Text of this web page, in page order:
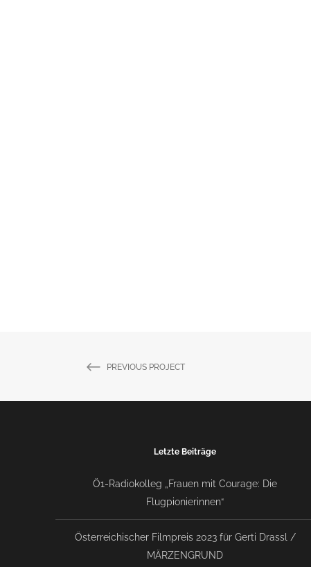
PREVIOUS PROJECT
Letzte Beiträge
Ö1-Radiokolleg „Frauen mit Courage: Die
Flugpionierinnen“
Österreichischer Filmpreis 2023 für Gerti Drassl /
MÄRZENGRUND